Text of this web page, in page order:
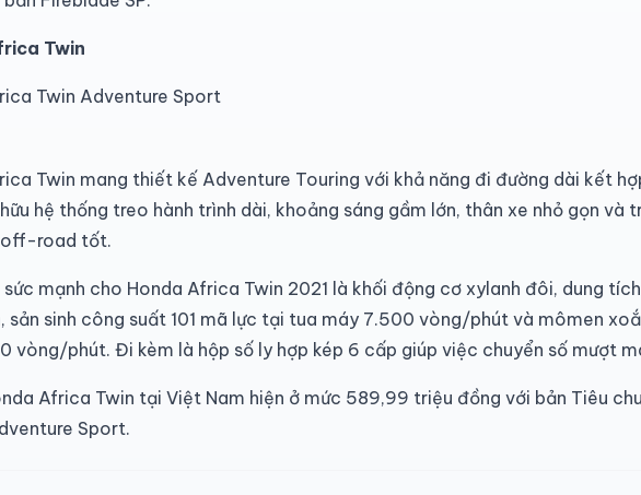
Twin
Twin Adventure Sport
Twin mang thiết kế Adventure Touring với khả năng đi đường dài kết
hệ thống treo hành trình dài, khoảng sáng gầm lớn, thân xe nhỏ gọn và
off-road tốt.
sức mạnh cho Honda Africa Twin 2021 là khối động cơ xylanh đôi, dung
sản sinh công suất 101 mã lực tại tua máy 7.500 vòng/phút và mômen
vòng/phút. Đi kèm là hộp số ly hợp kép 6 cấp giúp việc chuyển số mượt
Africa Twin tại Việt Nam hiện ở mức 589,99 triệu đồng với bản Tiêu
Sport.